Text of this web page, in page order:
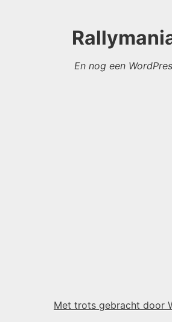
En nog een
Met trots gebracht door